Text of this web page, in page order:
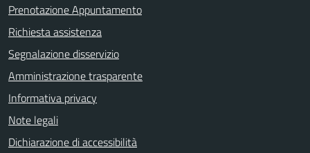
Prenotazione Appuntamento
Richiesta assistenza
Segnalazione disservizio
Amministrazione trasparente
Informativa privacy
Note legali
Dichiarazione di accessibilità